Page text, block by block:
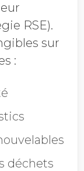
RSE).
sur
:
déchets